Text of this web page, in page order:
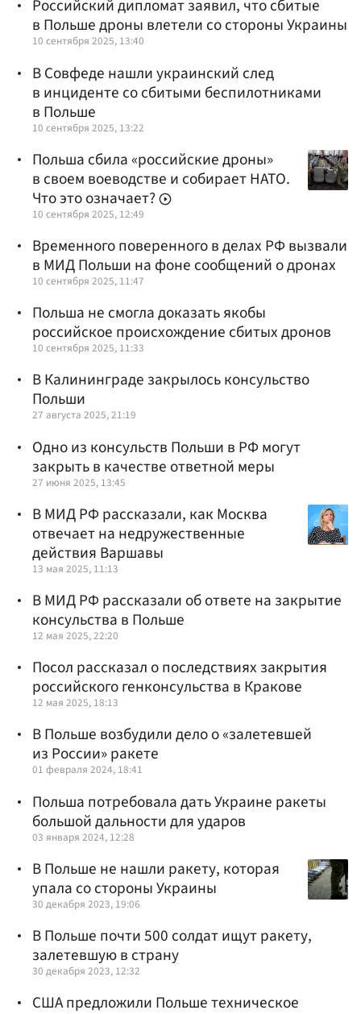
Российский дипломат заявил, что сбитые
в Польше дроны влетели со стороны Украины
10 сентября 2025, 13:40
В Совфеде нашли украинский след
в инциденте со сбитыми беспилотниками
в Польше
10 сентября 2025, 13:22
Польша сбила «российские дроны»
в своем воеводстве и собирает НАТО.
Что это означает?
10 сентября 2025, 12:49
Временного поверенного в делах РФ вызвали
в МИД Польши на фоне сообщений о дронах
10 сентября 2025, 11:47
Польша не смогла доказать якобы
российское происхождение сбитых дронов
10 сентября 2025, 11:33
В Калининграде закрылось консульство
Польши
27 августа 2025, 21:19
Одно из консульств Польши в РФ могут
закрыть в качестве ответной меры
27 июня 2025, 13:45
В МИД РФ рассказали, как Москва
отвечает на недружественные
действия Варшавы
13 мая 2025, 11:13
В МИД РФ рассказали об ответе на закрытие
консульства в Польше
12 мая 2025, 22:20
Посол рассказал о последствиях закрытия
российского генконсульства в Кракове
12 мая 2025, 18:13
В Польше возбудили дело о «залетевшей
из России» ракете
01 февраля 2024, 18:41
Польша потребовала дать Украине ракеты
большой дальности для ударов
03 января 2024, 12:28
В Польше не нашли ракету, которая
упала со стороны Украины
30 декабря 2023, 19:06
В Польше почти 500 солдат ищут ракету,
залетевшую в страну
30 декабря 2023, 12:32
США предложили Польше техническое